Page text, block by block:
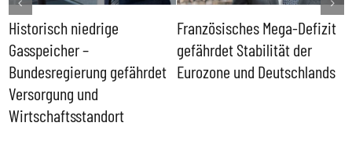
Historisch niedrige
Gasspeicher –
Bundesregierung gefährdet
Versorgung und
Wirtschaftsstandort
Französisches Mega-Defizit
gefährdet Stabilität der
Eurozone und Deutschlands